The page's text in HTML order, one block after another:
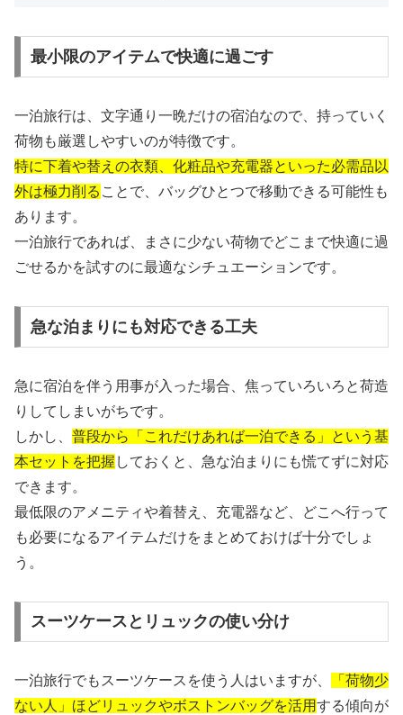
最小限のアイテムで快適に過ごす
一泊旅行は、文字通り一晩だけの宿泊なので、持っていく
荷物も厳選しやすいのが特徴です。
特に下着や替えの衣類、化粧品や充電器といった必需品以
外は極力削る ことで、バッグひとつで移動できる可能性も
あります。
一泊旅行であれば、まさに少ない荷物でどこまで快適に過
ごせるかを試すのに最適なシチュエーションです。
急な泊まりにも対応できる工夫
急に宿泊を伴う用事が入った場合、焦っていろいろと荷造
りしてしまいがちです。
しかし、 普段から「これだけあれば一泊できる」という基
本セットを把握 しておくと、急な泊まりにも慌てずに対応
できます。
最低限のアメニティや着替え、充電器など、どこへ行って
も必要になるアイテムだけをまとめておけば十分でしょ
う。
スーツケースとリュックの使い分け
一泊旅行でもスーツケースを使う人はいますが、
「荷物少
ない人」ほどリュックやボストンバッグを活用する傾向が